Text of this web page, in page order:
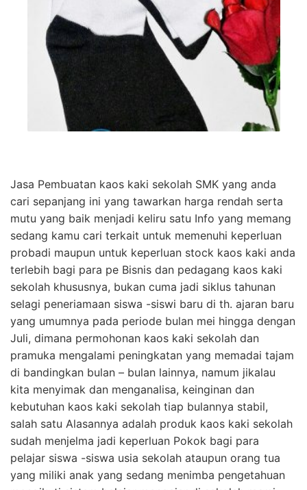
Jasa Pembuatan kaos kaki sekolah SMK yang anda
cari sepanjang ini yang tawarkan harga rendah serta
mutu yang baik menjadi keliru satu Info yang memang
sedang kamu cari terkait untuk memenuhi keperluan
probadi maupun untuk keperluan stock kaos kaki anda
terlebih bagi para pe Bisnis dan pedagang kaos kaki
sekolah khususnya, bukan cuma jadi siklus tahunan
selagi peneriamaan siswa -siswi baru di th. ajaran baru
yang umumnya pada periode bulan mei hingga dengan
Juli, dimana permohonan kaos kaki sekolah dan
pramuka mengalami peningkatan yang memadai tajam
di bandingkan bulan – bulan lainnya, namum jikalau
kita menyimak dan menganalisa, keinginan dan
kebutuhan kaos kaki sekolah tiap bulannya stabil,
salah satu Alasannya adalah produk kaos kaki sekolah
sudah menjelma jadi keperluan Pokok bagi para
pelajar siswa -siswa usia sekolah ataupun orang tua
yang miliki anak yang sedang menimba pengetahuan